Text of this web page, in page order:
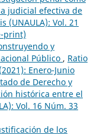
judicial efectiva de
(UNAULA): Vol. 21
print)
y
Público , Ratio
Enero-Junio
de Derecho y
histórica entre el
Vol. 16 Núm. 33
de los